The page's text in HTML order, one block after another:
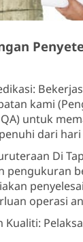
kami
untuk
dari
Di
pengukuran
operasi
Kualiti: